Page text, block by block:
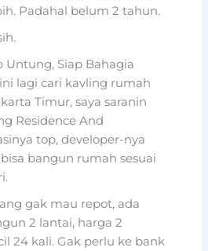
Padahal belum 2 tahun.
Untung, Siap Bahagia
lagi cari kavling rumah
Timur, saya saranin
Residence And
top, developer-nya
bangun rumah sesuai
gak mau repot, ada
2 lantai, harga 2
24 kali. Gak perlu ke bank